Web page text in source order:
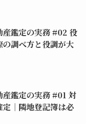
産鑑定の実務 #02 役
調べ方と役調が大
産鑑定の実務 #01 対
定│隣地登記簿は必